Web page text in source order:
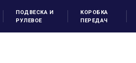
ПОДВЕСКА И
РУЛЕВОЕ
КОРОБКА
ПЕРЕДАЧ